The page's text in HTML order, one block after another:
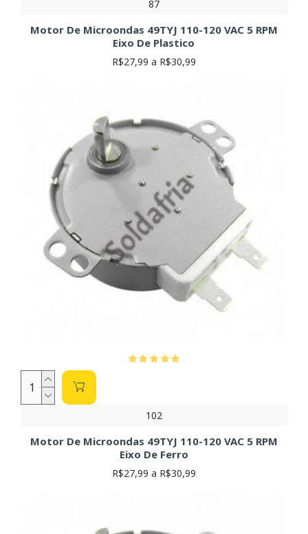
87
Motor De Microondas 49TYJ 110-120 VAC 5 RPM
Eixo De Plastico
R$27,99 a R$30,99
102
Motor De Microondas 49TYJ 110-120 VAC 5 RPM
Eixo De Ferro
R$27,99 a R$30,99